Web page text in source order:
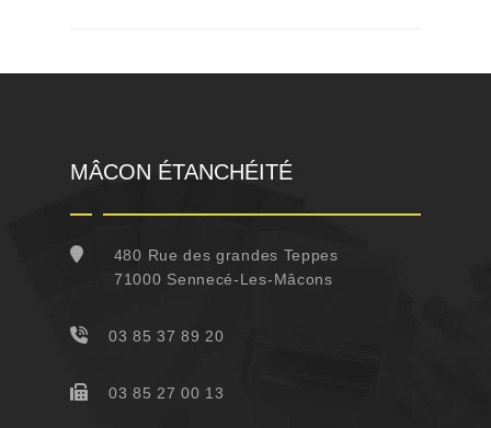
MÂCON ÉTANCHÉITÉ
480 Rue des grandes Teppes
71000 Sennecé-Les-Mâcons
03 85 37 89 20
03 85 27 00 13